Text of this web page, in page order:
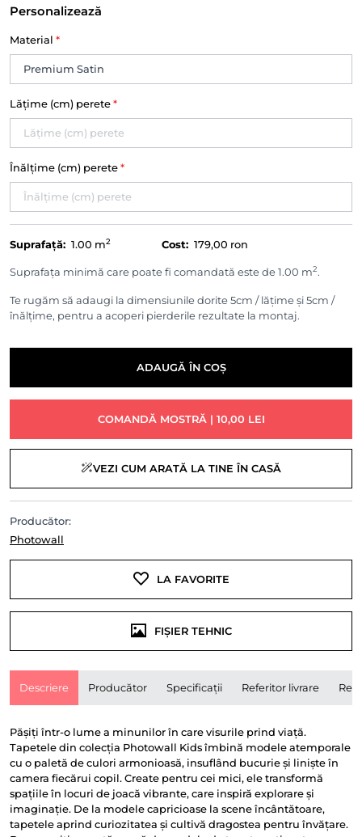
Personalizează
Material *
Lățime (cm) perete *
Înălțime (cm) perete *
Suprafață: 1.00 m2 Cost: 179,00 ron
Suprafața minimă care poate fi comandată este de 1.00 m2.
Te rugăm să adaugi la dimensiunile dorite 5cm / lățime și 5cm /
înălțime, pentru a acoperi pierderile rezultate la montaj.
ADAUGĂ ÎN COȘ
COMANDĂ MOSTRĂ | 10,00 LEI
VEZI CUM ARATĂ LA TINE ÎN CASĂ
Producător:
Photowall
LA FAVORITE
FIȘIER TEHNIC
Descriere Producător Specificații Referitor livrare
Pășiți într-o lume a minunilor în care visurile prind viață.
Tapetele din colecția Photowall Kids îmbină modele atemporale
cu o paletă de culori armonioasă, insuflând bucurie și liniște în
camera fiecărui copil. Create pentru cei mici, ele transformă
spațiile în locuri de joacă vibrante, care inspiră explorare și
imaginație. De la modele capricioase la scene încântătoare,
tapetele aprind curiozitatea și cultivă dragostea pentru învățare.